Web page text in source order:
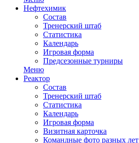
Нефтехимик
Состав
Тренерский штаб
Статистика
Календарь
Игровая форма
Предсезонные турниры
Меню
Реактор
Состав
Тренерский штаб
Статистика
Календарь
Игровая форма
Визитная карточка
Командные фото разных лет